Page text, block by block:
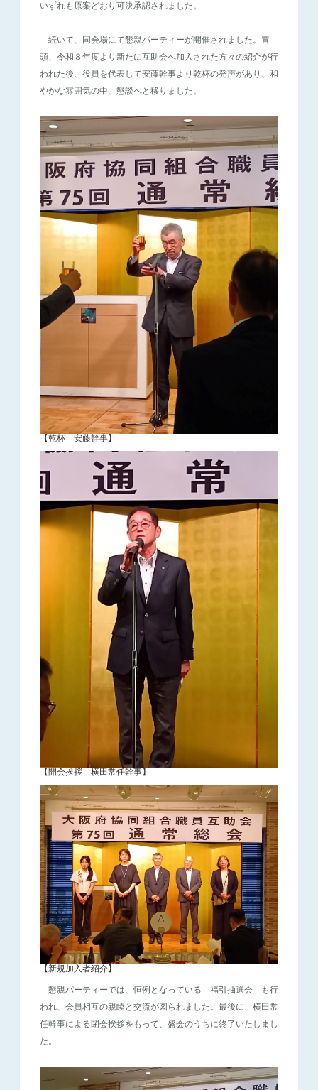
いずれも原案どおり可決承認されました。
続いて、同会場にて懇親パーティーが開催されました。冒
頭、令和８年度より新たに互助会へ加入された方々の紹介が行
われた後、役員を代表して安藤幹事より乾杯の発声があり、和
やかな雰囲気の中、懇談へと移りました。
【乾杯 安藤幹事】
【開会挨拶 横田常任幹事】
【新規加入者紹介】
懇親パーティーでは、恒例となっている「福引抽選会」も行
われ、会員相互の親睦と交流が図られました。最後に、横田常
任幹事による閉会挨拶をもって、盛会のうちに終了いたしまし
た。